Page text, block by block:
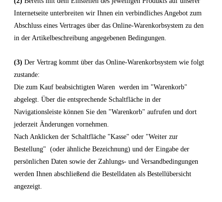
Internetseite unterbreiten wir Ihnen ein verbindliches Angebot zum
Abschluss eines Vertrages über das Online-Warenkorbsystem zu den
in der Artikelbeschreibung angegebenen Bedingungen.
(3) Der Vertrag kommt über das Online-Warenkorbsystem wie folgt
zustande:
Die zum Kauf beabsichtigten Waren werden im "Warenkorb"
abgelegt. Über die entsprechende Schaltfläche in der
Navigationsleiste können Sie den "Warenkorb" aufrufen und dort
jederzeit Änderungen vornehmen.
Nach Anklicken der Schaltfläche "Kasse" oder "Weiter zur
Bestellung" (oder ähnliche Bezeichnung) und der Eingabe der
persönlichen Daten sowie der Zahlungs- und Versandbedingungen
werden Ihnen abschließend die Bestelldaten als Bestellübersicht
angezeigt.